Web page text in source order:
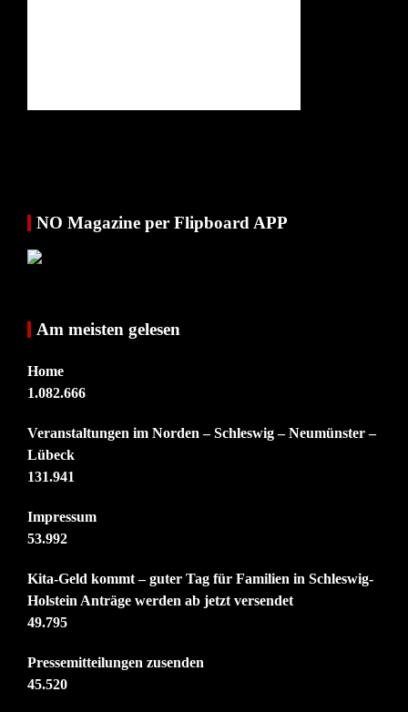
NO Magazine per Flipboard APP
Am meisten gelesen
Home
1.082.666
Veranstaltungen im Norden – Schleswig – Neumünster –
Lübeck
131.941
Impressum
53.992
Kita-Geld kommt – guter Tag für Familien in Schleswig-
Holstein Anträge werden ab jetzt versendet
49.795
Pressemitteilungen zusenden
45.520